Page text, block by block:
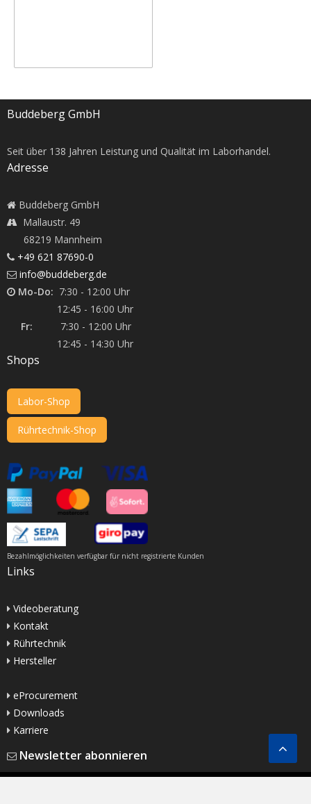
Buddeberg GmbH
Seit über 138 Jahren Leistung und Qualität im Laborhandel.
Adresse
Buddeberg GmbH
Mallaustr. 49
68219 Mannheim
+49 621 87690-0
info@buddeberg.de
Mo-Do: 7:30 - 12:00 Uhr
12:45 - 16:00 Uhr
Fr: 7:30 - 12:00 Uhr
12:45 - 14:30 Uhr
Shops
Labor-Shop
Rührtechnik-Shop
Bezahlmöglichkeiten verfügbar für nicht registrierte Kunden
Links
Videoberatung
Kontakt
Rührtechnik
Hersteller
eProcurement
Downloads
Karriere
Newsletter abonnieren